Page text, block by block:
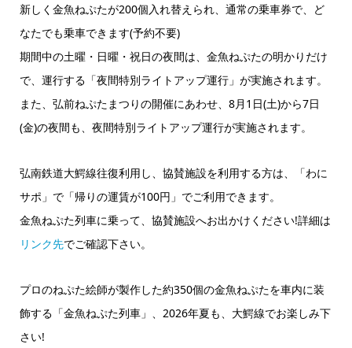
新しく金魚ねぷたが200個入れ替えられ、通常の乗車券で、ど
なたでも乗車できます(予約不要)
期間中の土曜・日曜・祝日の夜間は、金魚ねぷたの明かりだけ
で、運行する「夜間特別ライトアップ運行」が実施されます。
また、弘前ねぷたまつりの開催にあわせ、8月1日(土)から7日
(金)の夜間も、夜間特別ライトアップ運行が実施されます。
弘南鉄道大鰐線往復利用し、協賛施設を利用する方は、「わに
サポ」で「帰りの運賃が100円」でご利用できます。
金魚ねぷた列車に乗って、協賛施設へお出かけください!詳細は
リンク先でご確認下さい。
プロのねぷた絵師が製作した約350個の金魚ねぷたを車内に装
飾する「金魚ねぷた列車」、2026年夏も、大鰐線でお楽しみ下
さい!